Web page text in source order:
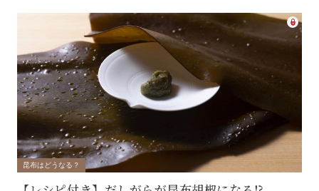
昆布はどうなる？